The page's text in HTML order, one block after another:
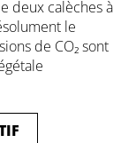
deux calèches à
le
de CO₂ sont